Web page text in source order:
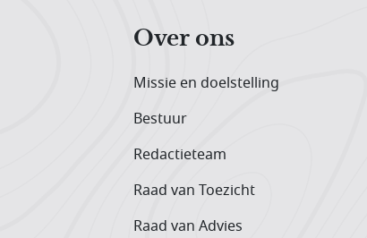
Over ons
Missie en doelstelling
Bestuur
Redactieteam
Raad van Toezicht
Raad van Advies